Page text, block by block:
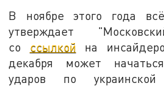
В ноябре этого года
утверждает
со ссылкой на
декабря может
ударов по украинской